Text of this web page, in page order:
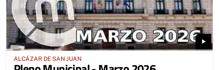
play_arrow
ALCÁZAR DE SAN JUAN